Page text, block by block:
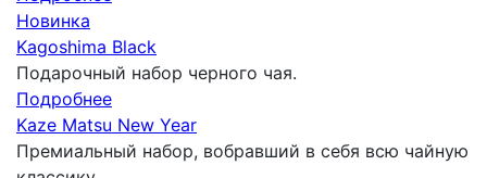
Новинка
Kagoshima Black
Подарочный набор черного чая.
Подробнее
Kaze Matsu New Year
Премиальный набор, вобравший в себя всю чайную